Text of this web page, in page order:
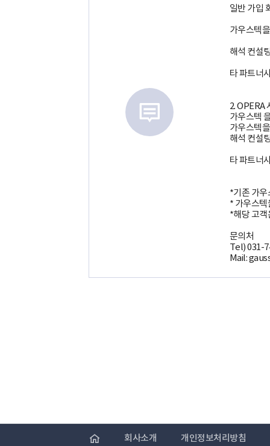
일반 가입
가우스텍
해석 컨설
타 파트너
2. OPERA
가우스텍
가우스텍
해석 컨설
타 파트너
*기존 가우
* 가우스텍
*해당 고객
문의처
Tel) 031-
Mail:
회사소개 개인정보처리방침